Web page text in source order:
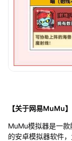
【关于网易MuMu】
MuMu模拟器是一
的安卓模拟器软件